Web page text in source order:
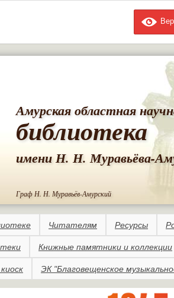
Амурская областная
библиотека
имени Н. Н. Муравьёва-
Граф Н. Н. Муравьёв-Амурский
Читателям Ресурсы
Книжные памятники и коллекции
ЭК "Благовещенское